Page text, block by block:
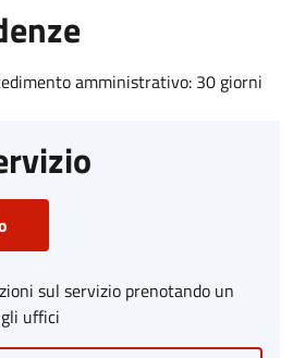
amministrativo: 30 giorni
sul servizio prenotando un
uffici